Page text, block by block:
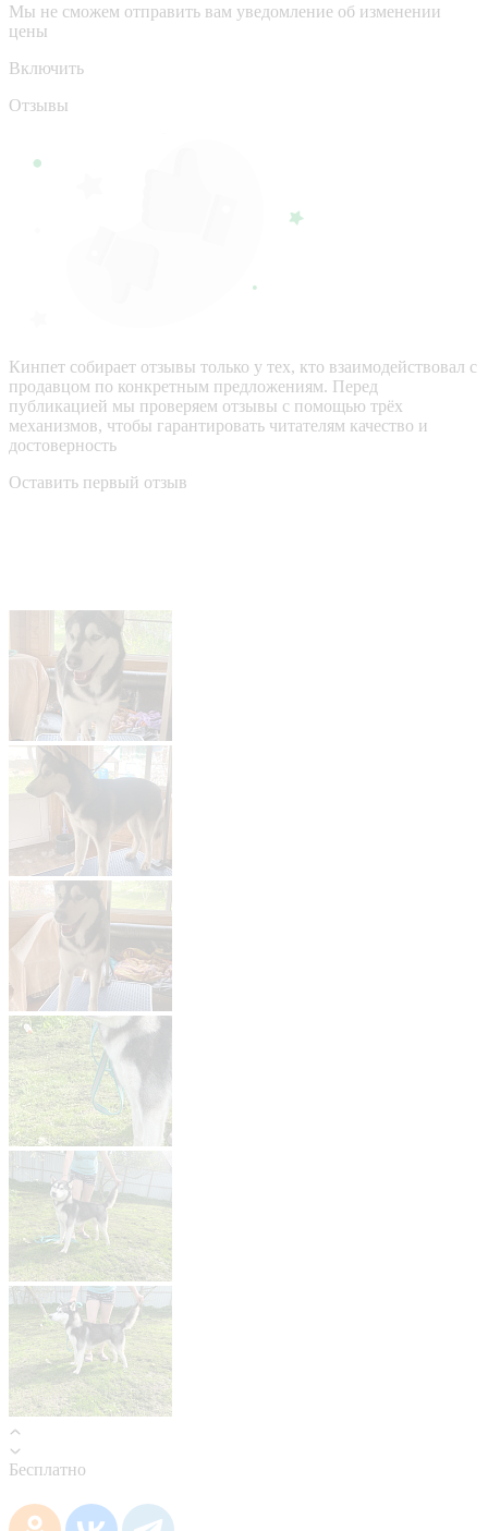
Мы не сможем отправить вам уведомление об изменении
цены
Включить
Отзывы
Кинпет собирает отзывы только у тех, кто взаимодействовал с
продавцом по конкретным предложениям. Перед
публикацией мы проверяем отзывы с помощью трёх
механизмов, чтобы гарантировать читателям качество и
достоверность
Оставить первый отзыв
Бесплатно